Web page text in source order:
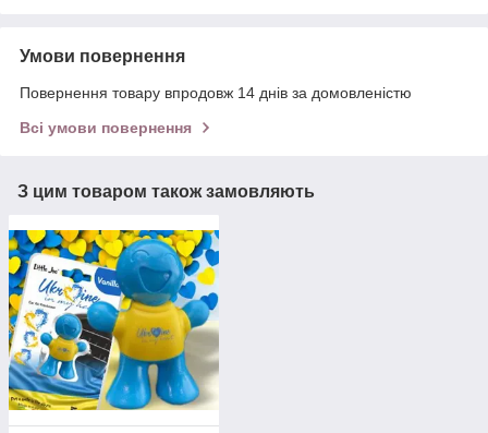
Умови повернення
Повернення товару впродовж 14 днів за домовленістю
Всі умови повернення
З цим товаром також замовляють